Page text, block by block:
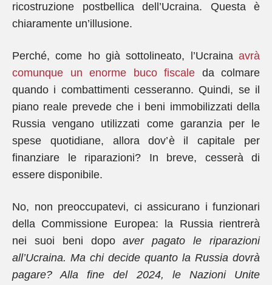
ricostruzione postbellica dell’Ucraina. Questa è
chiaramente un’illusione.
Perché, come ho già sottolineato, l’Ucraina avrà
comunque un enorme buco fiscale da colmare
quando i combattimenti cesseranno. Quindi, se il
piano reale prevede che i beni immobilizzati della
Russia vengano utilizzati come garanzia per le
spese quotidiane, allora dov’è il capitale per
finanziare le riparazioni? In breve, cesserà di
essere disponibile.
No, non preoccupatevi, ci assicurano i funzionari
della Commissione Europea: la Russia rientrerà
nei suoi beni dopoaver pagato le riparazioni
all’Ucraina. Ma chi decide quanto la Russia dovrà
pagare? Alla fine del 2024, le Nazioni Unite